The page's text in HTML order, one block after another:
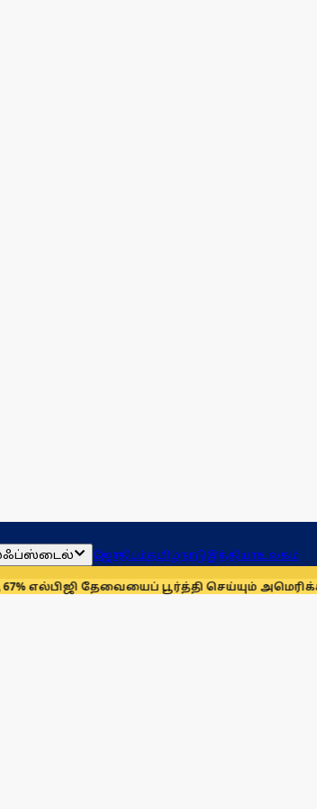
ஜோதிடம்தமிழ்நாடுஇந்தியாஉலகம்
தேவையைப் பூர்த்தி செய்யும் அமெரிக்கா!